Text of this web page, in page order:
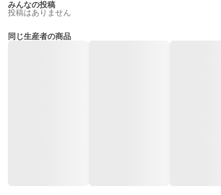
みんなの投稿
投稿はありません
同じ生産者の商品